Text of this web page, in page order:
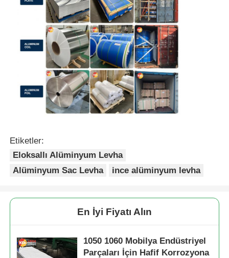
Etiketler:
Eloksallı Alüminyum Levha
Alüminyum Sac Levha
ince alüminyum levha
En İyi Fiyatı Alın
1050 1060 Mobilya Endüstriyel
Parçaları İçin Hafif Korrozyona